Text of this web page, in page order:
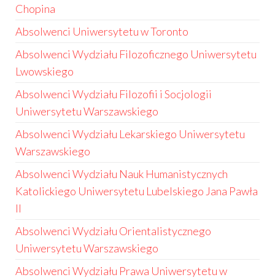
Chopina
Absolwenci Uniwersytetu w Toronto
Absolwenci Wydziału Filozoficznego Uniwersytetu
Lwowskiego
Absolwenci Wydziału Filozofii i Socjologii
Uniwersytetu Warszawskiego
Absolwenci Wydziału Lekarskiego Uniwersytetu
Warszawskiego
Absolwenci Wydziału Nauk Humanistycznych
Katolickiego Uniwersytetu Lubelskiego Jana Pawła
II
Absolwenci Wydziału Orientalistycznego
Uniwersytetu Warszawskiego
Absolwenci Wydziału Prawa Uniwersytetu w